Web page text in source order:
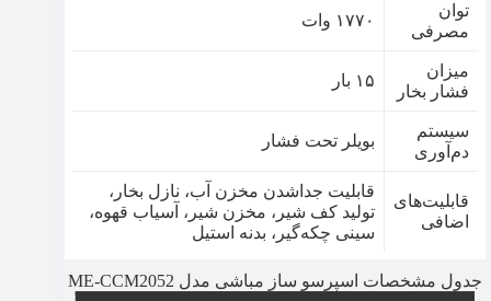
توان
مصرفی
۱۷۷۰ وات
میزان
فشار بخار
۱۵ بار
سیستم
دم‌آوری
بویلر تحت فشار
قابلیت‌های
اضافی
قابلیت جداشدن مخزن آب، نازل بخار،
تولید کف شیر، مخزن شیر، آسیاب قهوه،
سینی چکه‌گیر، بدنه استیل
جدول مشخصات اسپرسو ساز مباشی مدل ME-CCM2052